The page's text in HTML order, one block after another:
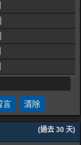
(過去 30 天)